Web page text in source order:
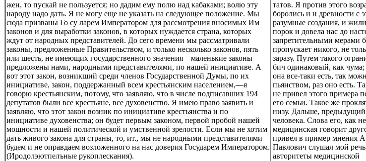
жен, то пускай не пользуется; но дадим ему полю над кабаками; волю эту
народу надо дать. Я не могу еще не указать на следующее положение. Мы
сюда призваны Го су ларем Императором для рассмотрения вносимых Им
законов и для выработки законов, в которых нуждается страна, которых
ждут от народных представителей. До сего времени мы рассматривали
законы, предложенные Правительством, и только несколько законов, пять
или шесть, не имеющих государственного значения—маленькие законы —
предложены нами, народными представителями, по нашей инициативе. А
вот этот закон, возникший среди членов Государственной Думы, по их
инициативе, закон, поддержанный всем крестьянским населением,—я
говорю крестьянским, потому, что заявляю, что в числе подписавших 194
депутатов были все крестьяне, все духовенство. Я имею право заявить и
заявляю, что этот закон возник по инициативе крестьянства и по
инициативе духовенства; он будет первым законом, первой пробой нашей
мощности и нашей политической и умственной зрелости. Если мы не хотим
дать живого закона для страны, то, ит., мы не народными представителями
будем и не оправдаем возложенного на нас доверия Государем Императором.
(Иродолэютпелъные рукоплескания).
татов. Я против этого
боролись и н древности с
разумные создания, и
порок и довела нас до
запретительными мерами
пропускает никого, не
заразу. Путем такого
бич одинаковый, как
она все-таки есть, так
пьянством, раз оно есть.
не привел этого примера
его семьи. Такое же
низу. Дальше, предыдущий
человека. Слова его, как
медицинская говорит
привел в пример мнения
Павлович слушал мой
авторитеты медицинской